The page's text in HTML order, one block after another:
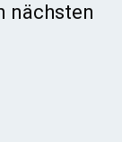
nächsten